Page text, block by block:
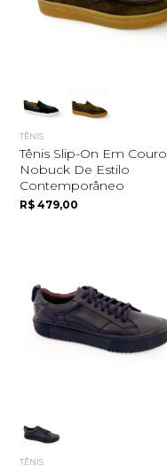
TÊNIS
Tênis Slip-On Em Couro
Nobuck De Estilo
Contemporâneo
R$ 479,00
TÊNIS